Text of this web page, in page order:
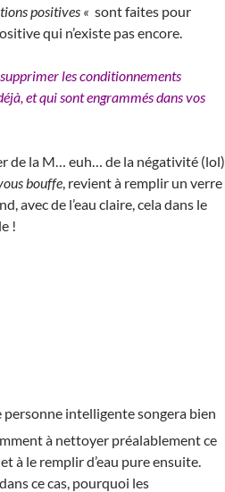
positives « sont faites pour
qui n’existe pas encore.
les conditionnements
et qui sont engrammés dans vos
de la M… euh… de la négativité (lol)
bouffe, revient à remplir un verre
avec de l’eau claire, cela dans le
!
personne intelligente songera bien
à nettoyer préalablement ce
à le remplir d’eau pure ensuite.
ce cas, pourquoi les